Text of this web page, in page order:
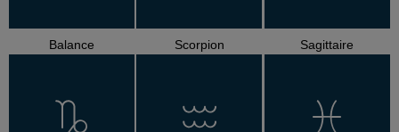
Balance Scorpion Sagittaire